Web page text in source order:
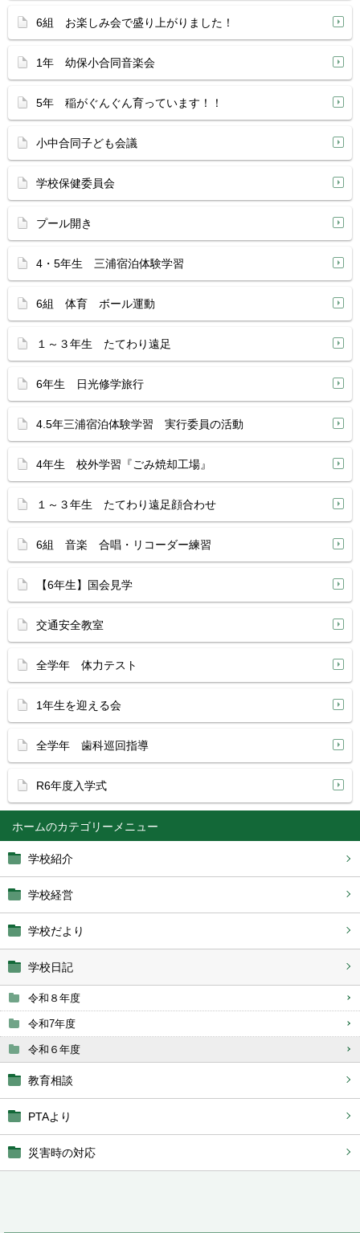
ホーム
学校紹介
学校経営
学校だより
学校日記
令和８年度
令和7年度
令和６年度
教育相談
PTAより
災害時の対応
6組 お楽しみ会で盛り上がりました！
1年 幼保小合同音楽会
5年 稲がぐんぐん育っています！！
小中合同子ども会議
学校保健委員会
プール開き
4・5年生 三浦宿泊体験学習
6組 体育 ボール運動
１～３年生 たてわり遠足
6年生 日光修学旅行
4.5年三浦宿泊体験学習 実行委員の活動
4年生 校外学習『ごみ焼却工場』
１～３年生 たてわり遠足顔合わせ
6組 音楽 合唱・リコーダー練習
【6年生】国会見学
交通安全教室
全学年 体力テスト
1年生を迎える会
全学年 歯科巡回指導
R6年度入学式